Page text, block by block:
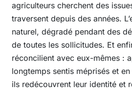
agriculteurs cherchent des
traversent depuis des années.
naturel, dégradé pendant des
de toutes les sollicitudes. Et
réconcilient avec eux-mêmes :
longtemps sentis méprisés et
ils redécouvrent leur identité et